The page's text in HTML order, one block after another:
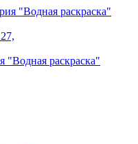
"Водная раскраска"